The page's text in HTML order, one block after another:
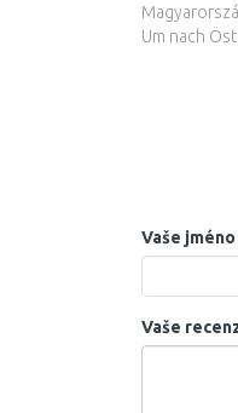
Um nach
Vaše
Vaše